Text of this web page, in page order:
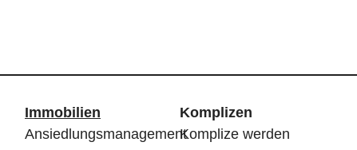
Immobilien
Ansiedlungsmanagement
Komplizen
Komplize werden